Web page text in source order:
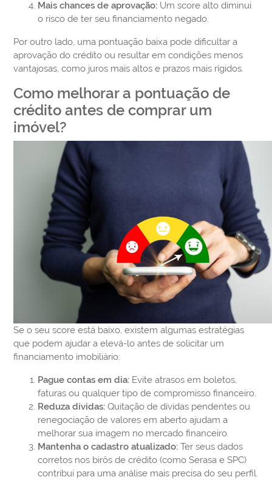
Mais chances de aprovação: Um score alto diminui
o risco de ter seu financiamento negado.
Por outro lado, uma pontuação baixa pode dificultar a
aprovação do crédito ou resultar em condições menos
vantajosas, como juros mais altos e prazos mais rígidos.
Como melhorar a pontuação de
crédito antes de comprar um
imóvel?
Se o seu score está baixo, existem algumas estratégias
que podem ajudar a elevá-lo antes de solicitar um
financiamento imobiliário:
Pague contas em dia: Evite atrasos em boletos,
faturas ou qualquer tipo de compromisso financeiro.
Reduza dívidas: Quitação de dívidas pendentes ou
renegociação de valores em aberto ajudam a
melhorar sua imagem no mercado financeiro.
Mantenha o cadastro atualizado: Ter seus dados
corretos nos birôs de crédito (como Serasa e SPC)
contribui para uma análise mais precisa do seu perfil.